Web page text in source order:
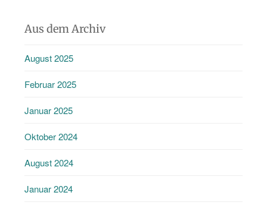
Aus dem Archiv
August 2025
Februar 2025
Januar 2025
Oktober 2024
August 2024
Januar 2024